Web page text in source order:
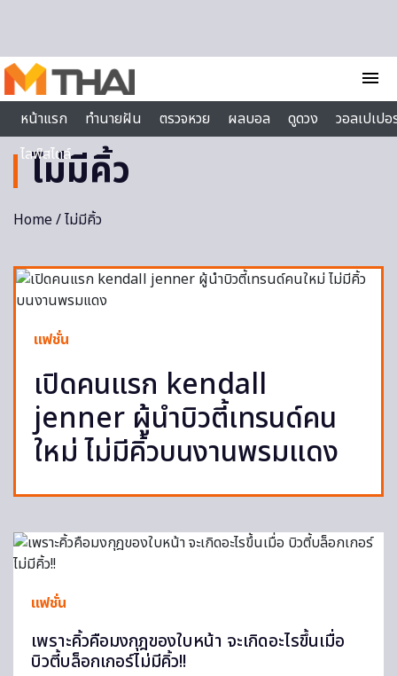
menu
หน้าแรก
ทำนายฝัน ตรวจหวย ผลบอล ดูดวง
วอลเปเป
ไลฟ์สไตล์
ไม่มีคิ้ว
Home/ ไม่มีคิ้ว
แฟชั่น
เปิดคนแรก kendall
jenner ผู้นำบิวตี้เทรนด์คน
ใหม่ ไม่มีคิ้วบนงานพรมแดง
แฟชั่น
เพราะคิ้วคือมงกุฎของใบหน้า จะเกิดอะไรขึ้นเมื่อ
บิวตี้บล็อกเกอร์ไม่มีคิ้ว!!